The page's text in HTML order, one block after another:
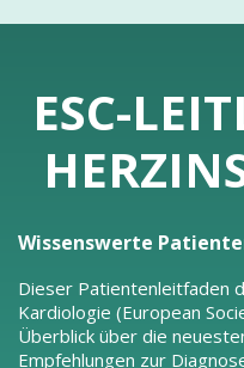
ESC-
Wissenswerte
Dieser Patientenleitfaden
Kardiologie (European
Überblick über die
Empfehlungen zur